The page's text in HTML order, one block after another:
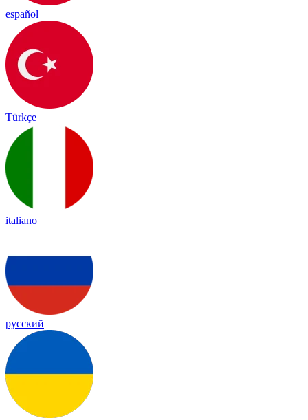
español
Türkçe
italiano
русский